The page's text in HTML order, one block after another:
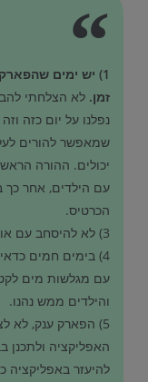
1) יש ימים
זמן. לא הצלחתי
שמאפשר להורים
יכולים. ההורה
עם הילדים, אחר כך
הכרטיס.
3) לא להיסחב עם אוכל, רק עם מים.
4) בימים חמים
עם מגלשות מים
והילדים ממש נהנו.
5) הפארק ענק, לא
האפליקציה